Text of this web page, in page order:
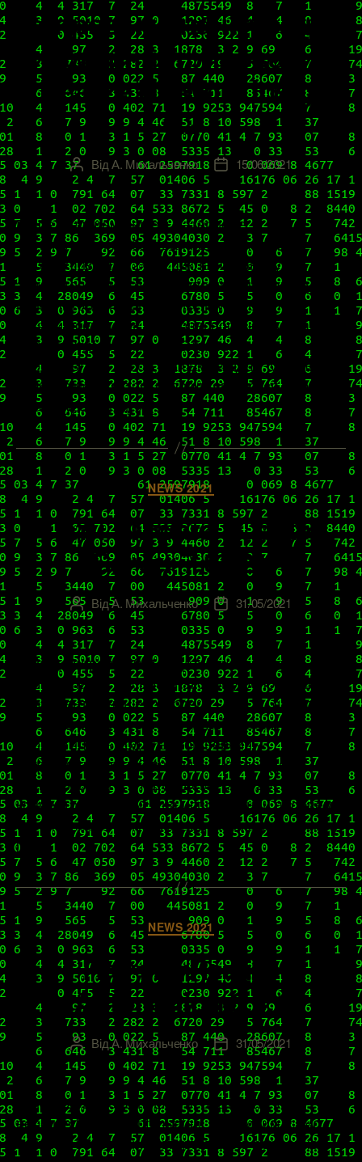
Вопросы конфигурации
и администрирование
vRealize Network Insight
6.2
Автор
запису
ВідА. Михальченко
Дата
запису
15/06/2021
В предыдущем нашем материале
«Инсталляция и базовая настройка vRealize
Network Insight 6.2» из цикла по такому
замечательному, без преувеличения, продукту
по мониторингу, аналитике и управлению
сетями всех типов и безопасностью – vRealize
Network Insight – мы разбирали, что же он
представляет собой, на самом деле, узнали о
требованиях, которые предъявляются к среде и
конфигурации, для […]
Категорії
NEWS 2021
Патч VMware vCenter
Server 7.0U2b
Автор
запису
ВідА. Михальченко
Дата
запису
31/05/2021
В конце апреля 2021 года VMware издала
первый патч к весьма знаковому обновлению
компонентов нашей vSphere – 7.0U2, о котором
мы писали в соответствующей новости (если
пропустили выход главной версии –
информацию о ней получить можно здесь). А 25
мая объявили о следующем – 7.0U2b,
концентрирующемся на исправлении проблем
безопасности. Ниже мы дадим быструю ссылку
[…]
Категорії
NEWS 2021
Патч к vRealize
Automation 8.4.1
Автор
запису
ВідА. Михальченко
Дата
запису
31/05/2021
27 мая 2021 года пошел первый патч к 8.4-
версии vRealize Automation. Напомним, само
крупное обновление стартовало в середине